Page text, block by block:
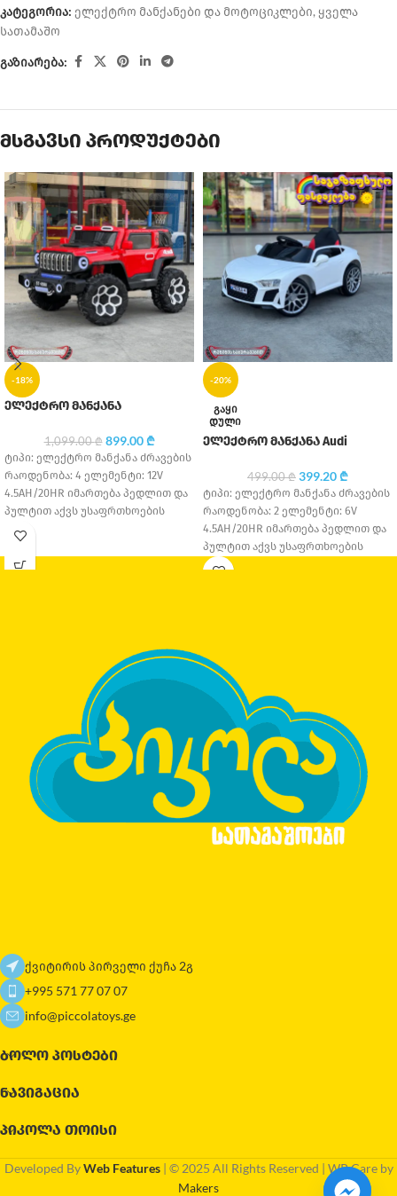
კატეგორია: ელექტრო მანქანები და მოტოციკლები, ყველა
სათამაშო
გაზიარება:
მსგავსი პროდუქტები
-18%
ელექტრო მანქანა
1,099.00₾ 899.00₾
ტიპი: ელექტრო მანქანა ძრავების
რაოდენობა: 4 ელემენტი: 12V
4.5AH/20HR იმართება პედლით და
პულტით აქვს უსაფრთხოების
ღვედი საბურავის მასალა: კაუჩუკი
-20%
ᲒᲐᲧᲘ
ᲓᲣᲚᲘ
ელექტრო მანქანა Audi
499.00₾ 399.20₾
ტიპი: ელექტრო მანქანა ძრავების
რაოდენობა: 2 ელემენტი: 6V
4.5AH/20HR იმართება პედლით და
პულტით აქვს უსაფრთხოების
ღვედი საბურავის მასალა: კაუჩუკი
ქვიტირის პირველი ქუჩა 2გ
+995 571 77 07 07
info@piccolatoys.ge
ᲑᲝᲚᲝ ᲞᲝᲡᲢᲔᲑᲘ
ᲜᲐᲕᲘᲒᲐᲪᲘᲐ
ᲞᲘᲙᲝᲚᲐ ᲗᲝᲘᲡᲘ
Developed ByWeb Features | © 2025 All Rights Reserved | WP Care by
Makers